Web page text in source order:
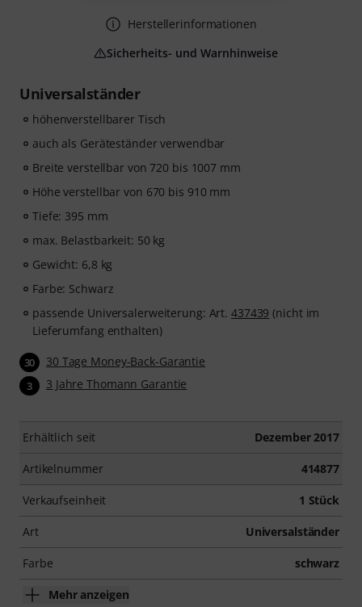
Universalständer
höhenverstellbarer Tisch
auch als Geräteständer verwendbar
Breite verstellbar von 720 bis 1007 mm
Höhe verstellbar von 670 bis 910 mm
Tiefe: 395 mm
max. Belastbarkeit: 50 kg
Gewicht: 6,8 kg
Farbe: Schwarz
passende Universalerweiterung: Art.437439 (nicht im
Lieferumfang enthalten)
30 30 Tage Money-Back-Garantie
3 3 Jahre Thomann Garantie
Erhältlich seit Dezember 2017
Artikelnummer 414877
Verkaufseinheit 1 Stück
Art Universalständer
Farbe schwarz
Mehr anzeigen
Herstellerinformationen
Sicherheits- und Warnhinweise